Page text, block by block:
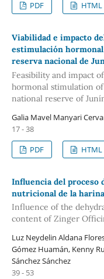
PDF
HTML
Viabilidad e impacto
estimulación
reserva nacional de
Feasibility and impact
hormonal stimulation
national reserve of
Galia Mavel Manyari
17 - 38
PDF
HTML
Influencia del proceso
nutricional de la
Influence of the
content of Zinger
Luz Neydelin Aldana
Gómez Huamán, Kenny
Sánchez Sánchez
39 - 53